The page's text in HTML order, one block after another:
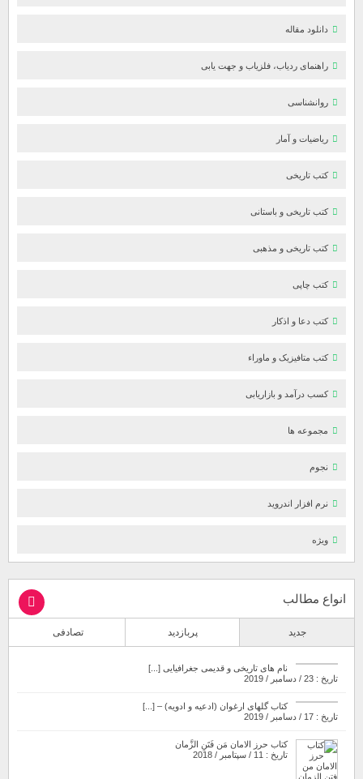
دانلود مقاله
راهنمای ردیاب، فلزیاب و جهت یابی
روانشناسی
ریاضیات و آمار
کتب تاریخی
کتب تاریخی و باستانی
کتب تاریخی و مذهبی
کتب چاپی
کتب دعا و اذکار
کتب متافیزیک و ماوراء
کسب درآمد و بازاریابی
مجموعه ها
نجوم
نرم افزار اندروید
ویژه
انواع مطالب
جدید پربازدید تصادفی
نام های تاریخی و قدیمی جغرافیایی [...]
تاریخ : 23 / دسامبر / 2019
کتاب گلهای ارغوان (ادعیه و ادویه) – [...]
تاریخ : 17 / دسامبر / 2019
کتاب حرز الامان مَن فَتَنِ الزَّمان
تاریخ : 11 / سپتامبر / 2018